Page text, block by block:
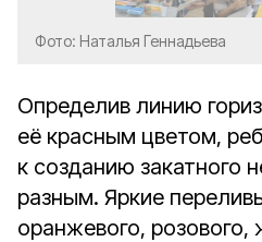
Фото: Наталья Геннадьева
Определив линию
её красным цветом,
к созданию закатного
разным. Яркие
оранжевого,